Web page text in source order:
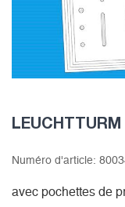
Numéro d'article:
avec pochettes de